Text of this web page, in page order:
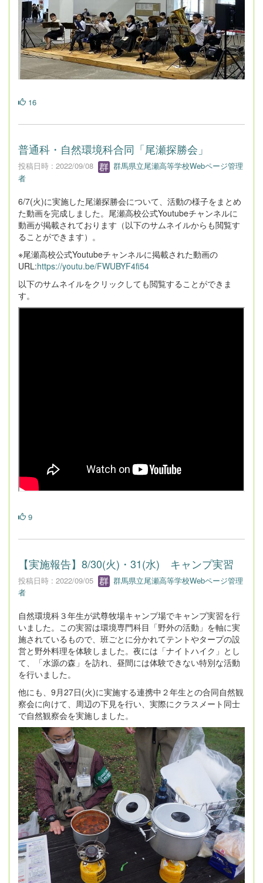
16
普通科・自然環境科合同「尾瀬探勝会」
投稿日時 : 2022/09/08
群馬県立尾瀬高等学校Webページ管理
者
6/7(火)に実施した尾瀬探勝会について、活動の様子をまとめ
た動画を完成しました。尾瀬高校公式Youtubeチャンネルに
動画が掲載されております（以下のサムネイルからも閲覧す
ることができます）。
※尾瀬高校公式Youtubeチャンネルに掲載された動画の
URL:https://youtu.be/FWUBYF4fi54
以下のサムネイルをクリックしても閲覧することができま
す。
9
【実施報告】8/30(火)・31(水) キャンプ実習
投稿日時 : 2022/09/05
群馬県立尾瀬高等学校Webページ管理
者
自然環境科３年生が武尊牧場キャンプ場でキャンプ実習を行
いました。この実習は環境専門科目「野外の活動」を軸に実
施されているもので、班ごとに分かれてテントやタープの設
営と野外料理を体験しました。夜には「ナイトハイク」とし
て、「水源の森」を訪れ、昼間には体験できない特別な活動
を行いました。
他にも、9月27日(火)に実施する連携中２年生との合同自然観
察会に向けて、周辺の下見を行い、実際にクラスメート同士
で自然観察会を実施しました。